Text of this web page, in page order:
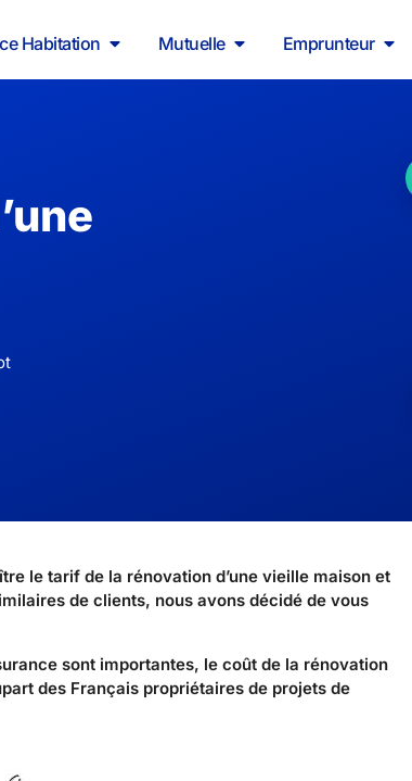
Habitation Mutuelle Emprunteur
le tarif de la rénovation d’une vieille maison et
de clients, nous avons décidé de vous
sont importantes, le coût de la rénovation
des Français propriétaires de projets de